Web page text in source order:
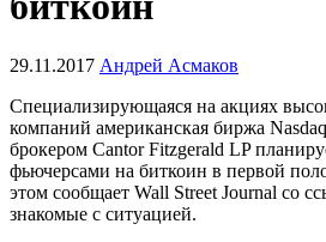
29.11.2017 Андрей Асмаков
Специализирующаяся на акциях
компаний американская биржа
брокером Cantor Fitzgerald LP
фьючерсами на биткоин в первой
этом сообщает Wall Street Journal со
знакомые с ситуацией.